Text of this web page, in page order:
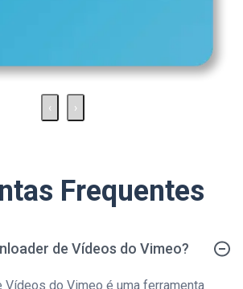
‹ ›
Frequentes
de Vídeos do Vimeo?
Vídeos do Vimeo é uma ferramenta